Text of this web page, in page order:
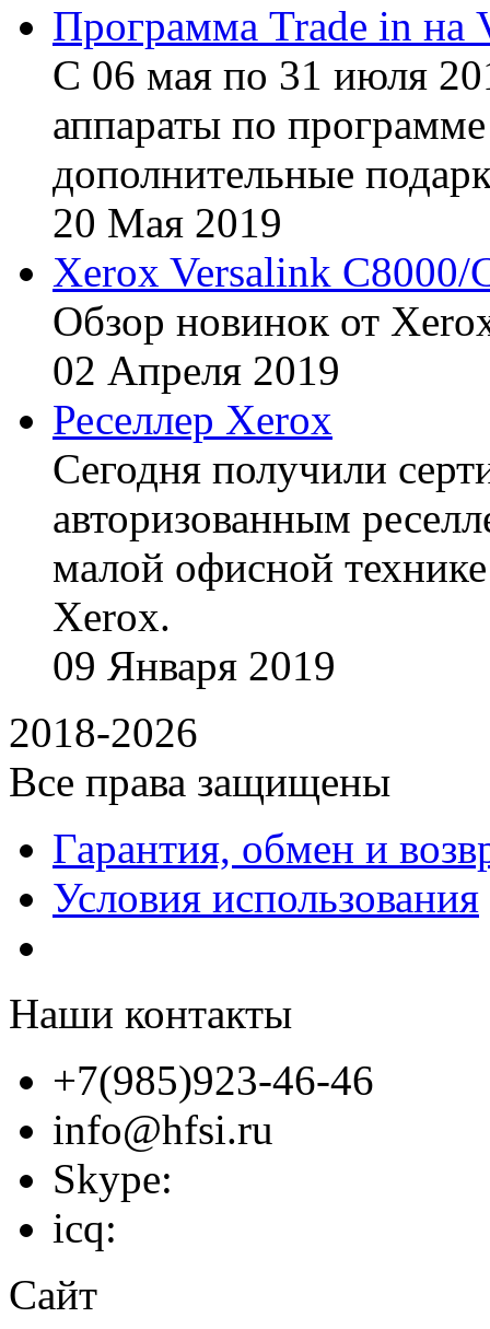
Программа Trade in на
С 06 мая по 31 июля
аппараты по
дополнительные
20 Мая 2019
Xerox Versalink C8000/
Обзор новинок от
02 Апреля 2019
Реселлер Xerox
Сегодня получили
авторизованным
малой офисной
Xerox.
09 Января 2019
2018-2026
Все права защищены
Гарантия, обмен и
Условия использования
Наши контакты
+7(985)923-46-46
info@hfsi.ru
Skype:
icq:
Сайт